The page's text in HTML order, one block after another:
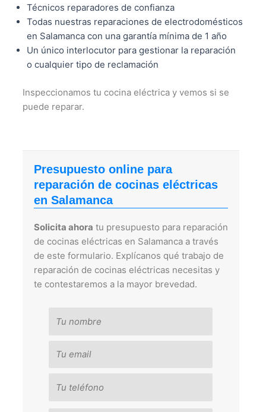
Técnicos reparadores de confianza
Todas nuestras reparaciones de electrodomésticos
en Salamanca con una garantía mínima de 1 año
Un único interlocutor para gestionar la reparación
o cualquier tipo de reclamación
Inspeccionamos tu cocina eléctrica y vemos si se
puede reparar.
Presupuesto online para
reparación de cocinas eléctricas
en Salamanca
Solicita ahora tu presupuesto para reparación
de cocinas eléctricas en Salamanca a través
de este formulario. Explícanos qué trabajo de
reparación de cocinas eléctricas necesitas y
te contestaremos a la mayor brevedad.